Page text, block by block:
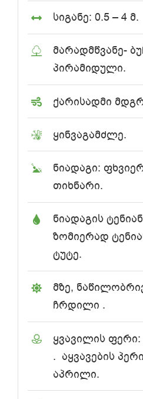
სიგანე: 0.5 – 4 მ.
მარადმწვანე-
პირამიდული.
ქარისადმი
ყინვაგამძლე.
ნიადაგი:
თიხნარი.
ნიადაგის
ზომიერად
ტუტე.
მზე,
ჩრდილი .
ყვავილის
. აყვავების
აპრილი.